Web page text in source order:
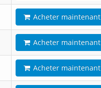
Acheter maintenant
Acheter maintenant
Acheter maintenant